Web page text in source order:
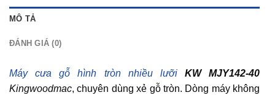
MÔ TẢ
ĐÁNH GIÁ (0)
Máy cưa gỗ hình tròn nhiều lưỡi
KW MJY142-40
Kingwoodmac, chuyên dùng xẻ gỗ tròn. Dòng máy không